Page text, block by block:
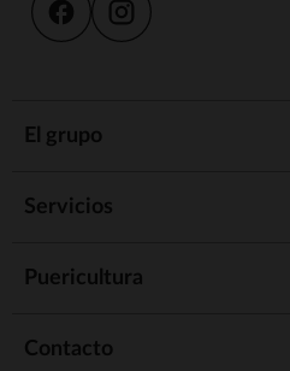
El grupo
Servicios
Puericultura
Contacto